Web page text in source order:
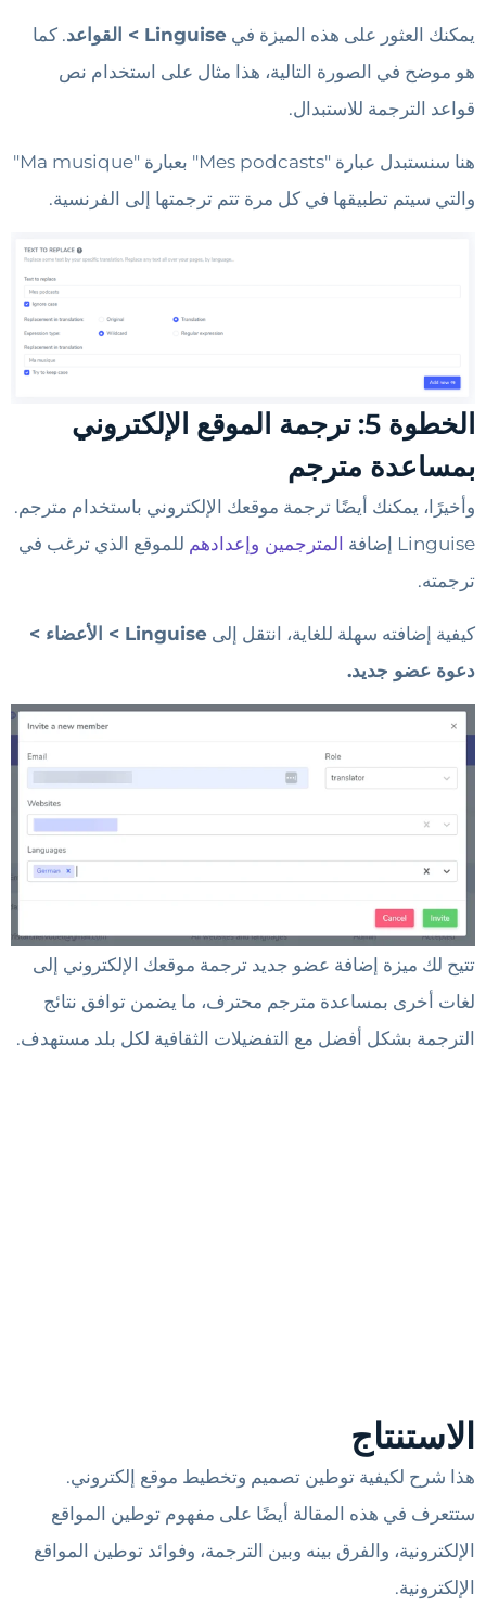
يمكنك العثور على هذه الميزة في Linguise > القواعد
. كما
هو موضح في الصورة التالية، هذا مثال على استخدام نص
قواعد الترجمة للاستبدال.
هنا سنستبدل عبارة "Mes podcasts" بعبارة "Ma musique"
والتي سيتم تطبيقها في كل مرة تتم ترجمتها إلى الفرنسية.
الخطوة 5: ترجمة الموقع الإلكتروني
بمساعدة مترجم
وأخيرًا، يمكنك أيضًا ترجمة موقعك الإلكتروني باستخدام مترجم.
Linguise إضافة
المترجمين وإعدادهم للموقع الذي ترغب في
ترجمته.
كيفية إضافته سهلة للغاية، انتقل إلى
Linguise > الأعضاء >
دعوة عضو جديد.
تتيح لك ميزة إضافة عضو جديد ترجمة موقعك الإلكتروني إلى
لغات أخرى بمساعدة مترجم محترف، ما يضمن توافق نتائج
الترجمة بشكل أفضل مع التفضيلات الثقافية لكل بلد مستهدف.
الاستنتاج
هذا شرح لكيفية توطين تصميم وتخطيط موقع إلكتروني.
ستتعرف في هذه المقالة أيضًا على مفهوم توطين المواقع
الإلكترونية، والفرق بينه وبين الترجمة، وفوائد توطين المواقع
الإلكترونية.